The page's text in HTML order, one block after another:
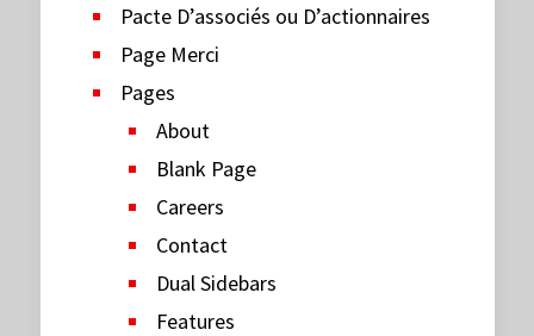
Pacte D’associés ou D’actionnaires
Page Merci
Pages
About
Blank Page
Careers
Contact
Dual Sidebars
Features